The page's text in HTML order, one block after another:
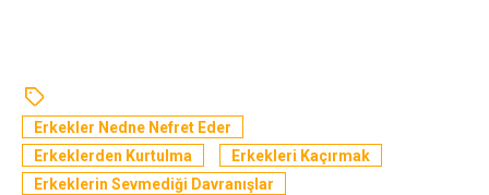
Erkekler Nedne Nefret Eder
Erkeklerden Kurtulma
Erkekleri Kaçırmak
Erkeklerin Sevmediği Davranışlar